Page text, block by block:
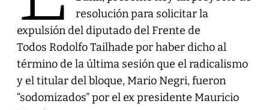
resolución para solicitar la
expulsión del diputado del Frente de
Todos Rodolfo Tailhade por haber dicho al
término de la última sesión que el radicalismo
y el titular del bloque, Mario Negri, fueron
“sodomizados” por el ex presidente Mauricio